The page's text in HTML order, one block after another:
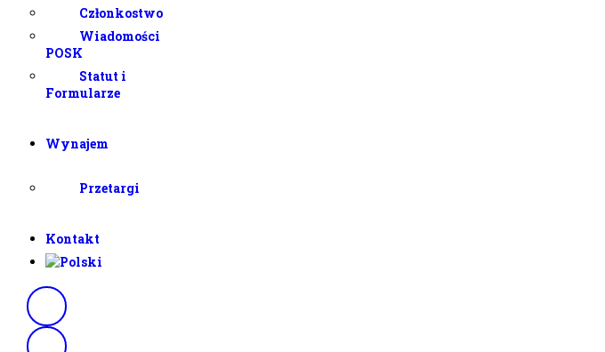
Członkostwo
Wiadomości
POSK
Statut i
Formularze
Wynajem
Przetargi
Kontakt